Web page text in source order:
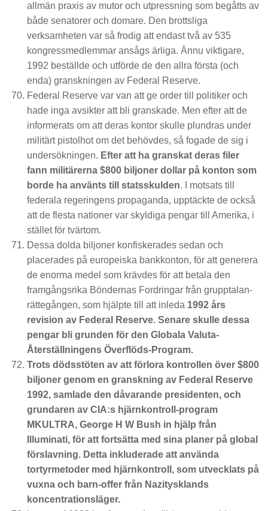
allmän praxis av mutor och utpressning som begåtts av
både senatorer och domare. Den brottsliga
verksamheten var så frodig att endast två av 535
kongressmedlemmar ansågs ärliga. Ännu viktigare,
1992 beställde och utförde de den allra första (och
enda) granskningen av Federal Reserve.
Federal Reserve var van att ge order till politiker och
hade inga avsikter att bli granskade. Men efter att de
informerats om att deras kontor skulle plundras under
militärt pistolhot om det behövdes, så fogade de sig i
undersökningen. Efter att ha granskat deras filer
fann militärerna $800 biljoner dollar på konton som
borde ha använts till statsskulden. I motsats till
federala regeringens propaganda, upptäckte de också
att de flesta nationer var skyldiga pengar till Amerika, i
stället för tvärtom.
Dessa dolda biljoner konfiskerades sedan och
placerades på europeiska bankkonton, för att generera
de enorma medel som krävdes för att betala den
framgångsrika Böndernas Fordringar från grupptalan-
rättegången, som hjälpte till att inleda 1992 års
revision av Federal Reserve. Senare skulle dessa
pengar bli grunden för den Globala Valuta-
Återställningens Överflöds-Program.
Trots dödsstöten av att förlora kontrollen över $800
biljoner genom en granskning av Federal Reserve
1992, samlade den dåvarande presidenten, och
grundaren av CIA:s hjärnkontroll-program
MKULTRA, George H W Bush in hjälp från
Illuminati, för att fortsätta med sina planer på global
förslavning. Detta inkluderade att använda
tortyrmetoder med hjärnkontroll, som utvecklats på
vuxna och barn-offer från Nazitysklands
koncentrationsläger.